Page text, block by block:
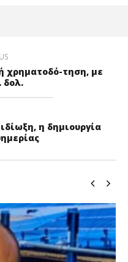
χρηματοδό-τηση, με
δολ.
η δημιουργία